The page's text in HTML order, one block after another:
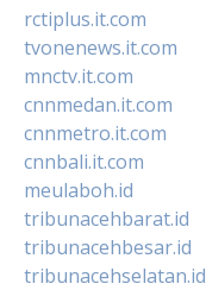
rctiplus.it.com
tvonenews.it.com
mnctv.it.com
cnnmedan.it.com
cnnmetro.it.com
cnnbali.it.com
meulaboh.id
tribunacehbarat.id
tribunacehbesar.id
tribunacehselatan.id